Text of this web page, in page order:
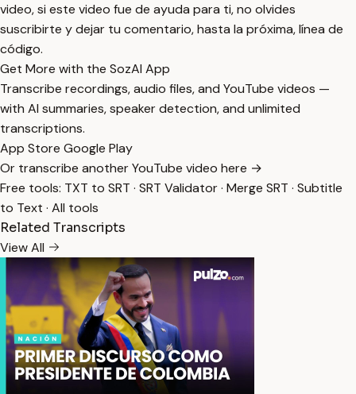
video, si este video fue de ayuda para ti, no olvides
suscribirte y dejar tu comentario, hasta la próxima, línea de
código.
Get More with the SozAI App
Transcribe recordings, audio files, and YouTube videos —
with AI summaries, speaker detection, and unlimited
transcriptions.
App Store Google Play
Or transcribe another YouTube video here →
Free tools: TXT to SRT · SRT Validator· Merge SRT · Subtitle
to Text · All tools
Related Transcripts
View All